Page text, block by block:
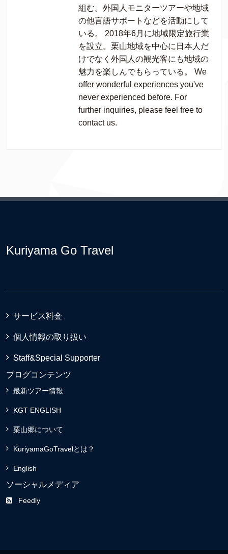
組む。外国人モニターツアーや地域
の他言語サポートなどを活動にして
いる。 2018年6月に地域限定旅行業
を設立。栗山地域を中心に日本人だ
けでなく外国人の観光客にも地域の
魅力を楽しんでもらっている。 We
offer wonderful experiences you've
never experienced before. For
further inquiries, please feel free to
contact us.
Kuriyama Go Travel
サービス料金
個人情報の取り扱い
Staff&Special Supporter
ブログコンテンツ
最新ツアー情報
KGT ENGLISH
栗山郷について
KuriyamaGoTravelとは？
English
ソーシャルメディア
Feedly